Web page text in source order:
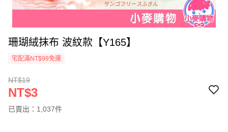
珊瑚絨抹布 波紋款【Y165】
宅配滿NT$99免運
NT$19
NT$3
已賣出：1,037件